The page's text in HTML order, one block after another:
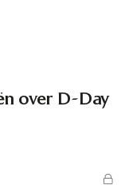
over D-Day